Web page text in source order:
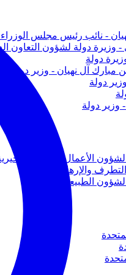
- نائب رئيس مجلس الوزراء
وزيرة دولة لشؤون التعاون
دولة
آل نهيان - وزير دولة
دولة
وزير دولة
الأعمال والأعمال
والإرهاب
الطبيعة